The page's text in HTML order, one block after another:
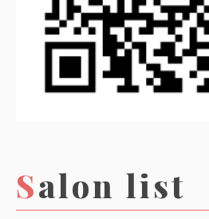
Salon list